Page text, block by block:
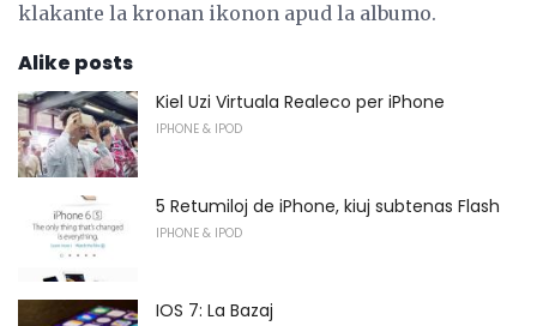
klakante la kronan ikonon apud la albumo.
Alike posts
Kiel Uzi Virtuala Realeco per iPhone
IPHONE & IPOD
5 Retumiloj de iPhone, kiuj subtenas Flash
IPHONE & IPOD
IOS 7: La Bazaj